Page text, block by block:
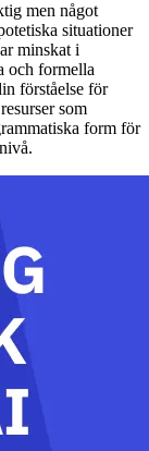
men något
situationer
minskat i
och formella
förståelse för
som
form för